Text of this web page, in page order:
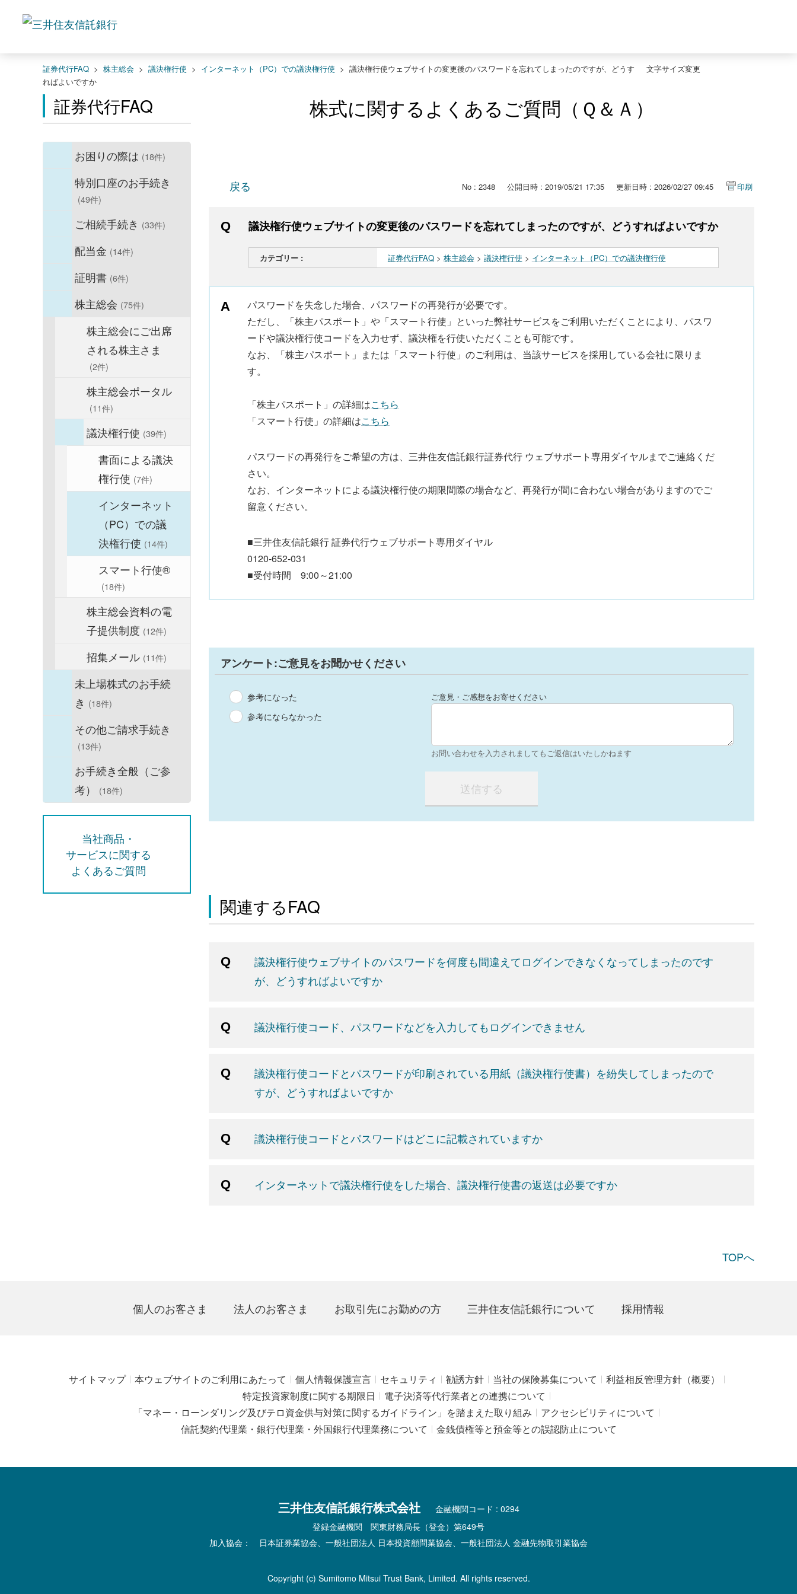
文字サイズ変更
証券代行FAQ > 株主総会 > 議決権行使 > インターネット（PC）での議決権行使 > 議決権行使ウェブサイトの変更後のパスワードを忘れてしまったのですが、どうす
ればよいですか
証券代行FAQ
お困りの際は (18件)
特別口座のお手続き
(49件)
ご相続手続き (33件)
配当金 (14件)
証明書 (6件)
株主総会 (75件)
株主総会にご出席
される株主さま
(2件)
株主総会ポータル
(11件)
議決権行使 (39件)
書面による議決
権行使 (7件)
インターネット
（PC）での議
決権行使 (14件)
スマート行使®
(18件)
株主総会資料の電
子提供制度 (12件)
招集メール (11件)
未上場株式のお手続
き (18件)
その他ご請求手続き
(13件)
お手続き全般（ご参
考）
(18件)
当社商品・
サービスに関する
よくあるご質問
株式に関するよくあるご質問（Ｑ＆Ａ）
戻る No : 2348 公開日時 : 2019/05/21 17:35 更新日時 : 2026/02/27 09:45 印刷
議決権行使ウェブサイトの変更後のパスワードを忘れてしまったのですが、どうすればよいですか
カテゴリー : 証券代行FAQ> 株主総会> 議決権行使 > インターネット（PC）での議決権行使
パスワードを失念した場合、パスワードの再発行が必要です。
ただし、「株主パスポート」や「スマート行使」といった弊社サービスをご利用いただくことにより、パスワ
ードや議決権行使コードを入力せず、議決権を行使いただくことも可能です。
なお、「株主パスポート」または「スマート行使」のご利用は、当該サービスを採用している会社に限りま
す。
「株主パスポート」の詳細はこちら
「スマート行使」の詳細はこちら
パスワードの再発行をご希望の方は、三井住友信託銀行証券代行 ウェブサポート専用ダイヤルまでご連絡くだ
さい。
なお、インターネットによる議決権行使の期限間際の場合など、再発行が間に合わない場合がありますのでご
留意ください。
■三井住友信託銀行 証券代行ウェブサポート専用ダイヤル
0120-652-031
■受付時間 9:00～21:00
アンケート:ご意見をお聞かせください
参考になった
参考にならなかった
ご意見・ご感想をお寄せください
お問い合わせを入力されましてもご返信はいたしかねます
関連するFAQ
議決権行使ウェブサイトのパスワードを何度も間違えてログインできなくなってしまったのです
が、どうすればよいですか
議決権行使コード、パスワードなどを入力してもログインできません
議決権行使コードとパスワードが印刷されている用紙（議決権行使書）を紛失してしまったので
すが、どうすればよいですか
議決権行使コードとパスワードはどこに記載されていますか
インターネットで議決権行使をした場合、議決権行使書の返送は必要ですか
TOPへ
個人のお客さま 法人のお客さま お取引先にお勤めの方 三井住友信託銀行について 採用情報
サイトマップ 本ウェブサイトのご利用にあたって 個人情報保護宣言 セキュリティ 勧誘方針 当社の保険募集について
利益相反管理方針（概要）
特定投資家制度に関する期限日
電子決済等代行業者との連携について
「マネー・ローンダリング及びテロ資金供与対策に関するガイドライン」を踏まえた取り組み
アクセシビリティについて
信託契約代理業・銀行代理業・外国銀行代理業務について
金銭債権等と預金等との誤認防止について
三井住友信託銀行株式会社
金融機関コード : 0294
登録金融機関 関東財務局長（登金）第649号
加入協会： 日本証券業協会、一般社団法人 日本投資顧問業協会、一般社団法人 金融先物取引業協会
Copyright (c) Sumitomo Mitsui Trust Bank, Limited. All rights reserved.